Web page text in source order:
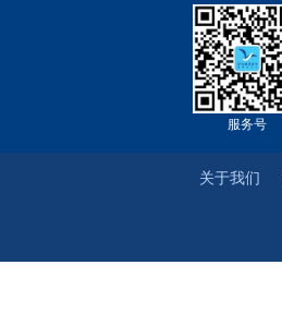
服务号
关于我们